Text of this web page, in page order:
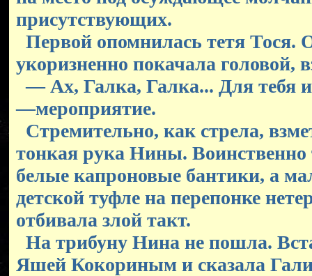
присутствующих.
Первой опомнилась тетя Тося.
укоризненно покачала головой,
— Ах, Галка, Галка... Для тебя
—мероприятие.
Стремительно, как стрела,
тонкая рука Нины. Воинственно
белые капроновые бантики, а
детской туфле на перепонке
отбивала злой такт.
На трибуну Нина не пошла.
Яшей Кокориным и сказала